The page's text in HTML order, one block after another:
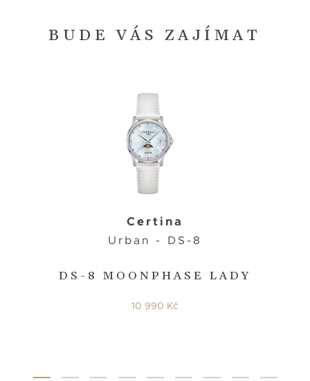
BUDE VÁS ZAJÍMAT
DS-8 MOONPHASE LADY
Certina
Urban - DS-8
10 990 Kč